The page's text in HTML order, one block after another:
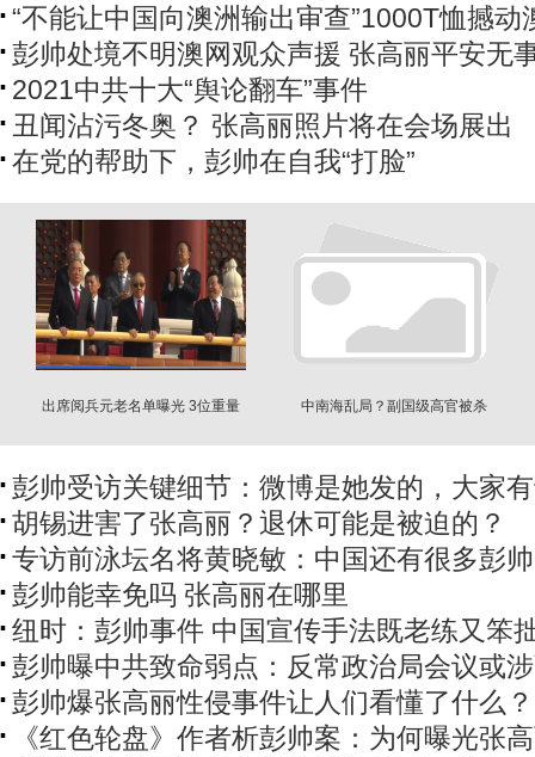
“不能让中国向澳洲输出审查”1000T恤撼动
彭帅处境不明澳网观众声援 张高丽平安无
2021中共十大“舆论翻车”事件
丑闻沾污冬奥？ 张高丽照片将在会场展出
在党的帮助下，彭帅在自我“打脸”
出席阅兵元老名单曝光 3位重量
中南海乱局？副国级高官被杀
彭帅受访关键细节：微博是她发的，大家
胡锡进害了张高丽？退休可能是被迫的？
专访前泳坛名将黄晓敏：中国还有很多彭帅
彭帅能幸免吗 张高丽在哪里
纽时：彭帅事件 中国宣传手法既老练又笨
彭帅曝中共致命弱点：反常政治局会议或
彭帅爆张高丽性侵事件让人们看懂了什么？
《红色轮盘》作者析彭帅案：为何曝光张